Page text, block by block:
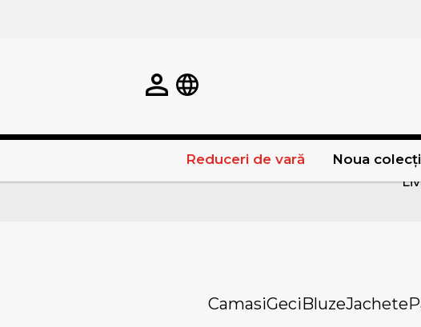
Reduceri de vară Noua
CamasiGeciBluzeJachete